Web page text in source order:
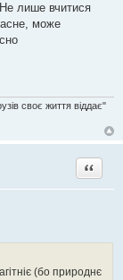
Не лише вчитися
може
своє життя віддає"
Цитата
(бо природнє